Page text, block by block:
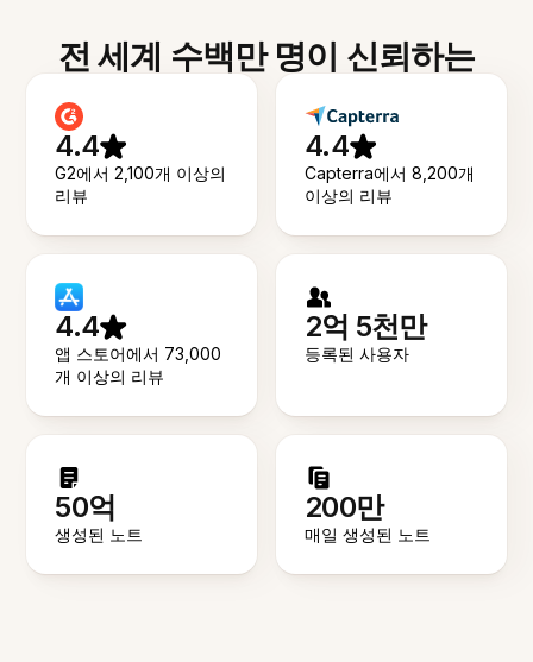
전 세계 수백만 명이 신뢰하는
4.4
G2에서 2,100개 이상의
리뷰
4.4
Capterra에서 8,200개
이상의 리뷰
4.4
앱 스토어에서 73,000
개 이상의 리뷰
2억 5천만
등록된 사용자
50억
생성된 노트
200만
매일 생성된 노트